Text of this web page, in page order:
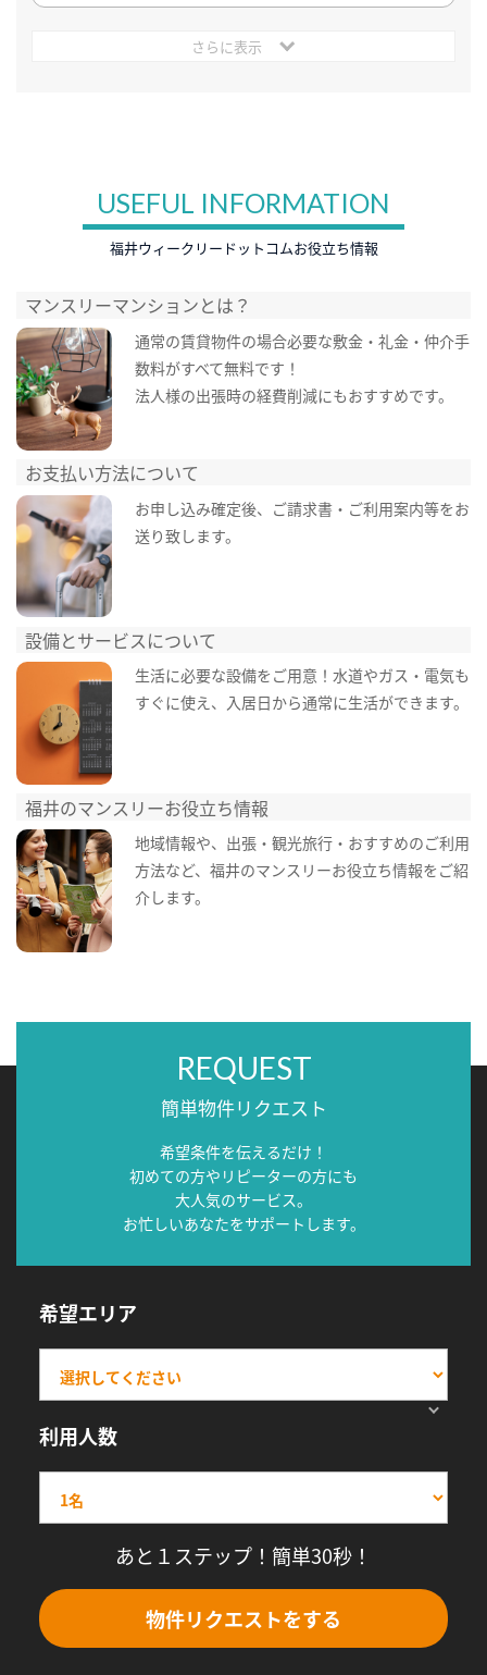
さらに表示
USEFUL INFORMATION
福井ウィークリードットコムお役立ち情報
マンスリーマンションとは？
通常の賃貸物件の場合必要な敷金・礼金・仲介手
数料がすべて無料です！
法人様の出張時の経費削減にもおすすめです。
お支払い方法について
お申し込み確定後、ご請求書・ご利用案内等をお
送り致します。
設備とサービスについて
生活に必要な設備をご用意！水道やガス・電気も
すぐに使え、入居日から通常に生活ができます。
福井のマンスリーお役立ち情報
地域情報や、出張・観光旅行・おすすめのご利用
方法など、福井のマンスリーお役立ち情報をご紹
介します。
REQUEST
簡単物件リクエスト
希望条件を伝えるだけ！
初めての方やリピーターの方にも
大人気のサービス。
お忙しいあなたをサポートします。
希望エリア
利用人数
あと１ステップ！簡単30秒！
物件リクエストをする